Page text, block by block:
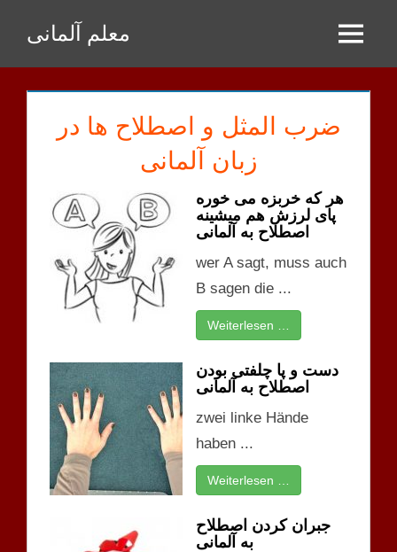
Inhalt
springen
معلم آلمانی Menu
ضرب المثل و اصطلاح ها در
زبان آلمانی
هر که خربزه می خوره
پای لرزش هم میشینه
اصطلاح به آلمانی
wer A sagt, muss auch
B sagen die ...
Weiterlesen …
دست و پا چلفتی بودن
اصطلاح به آلمانی
zwei linke Hände
haben ...
Weiterlesen …
جبران کردن اصطلاح
به آلمانی